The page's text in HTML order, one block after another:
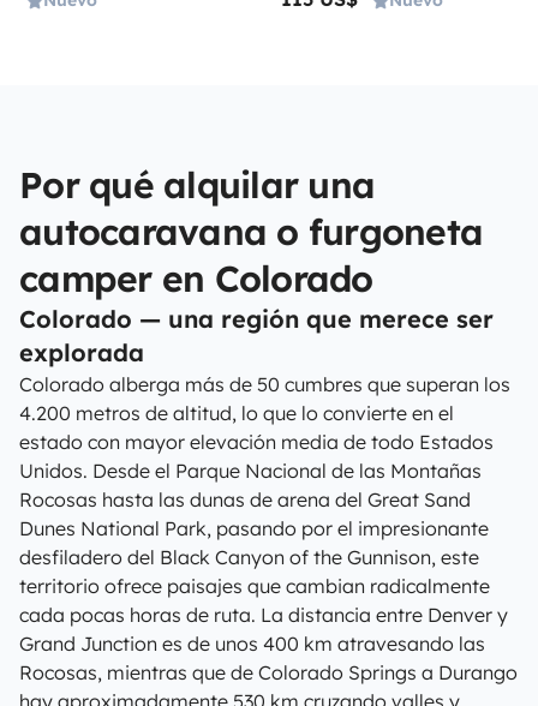
Por qué alquilar una
autocaravana o furgoneta
camper en Colorado
Colorado — una región que merece ser
explorada
Colorado alberga más de 50 cumbres que superan los
4.200 metros de altitud, lo que lo convierte en el
estado con mayor elevación media de todo Estados
Unidos. Desde el Parque Nacional de las Montañas
Rocosas hasta las dunas de arena del Great Sand
Dunes National Park, pasando por el impresionante
desfiladero del Black Canyon of the Gunnison, este
territorio ofrece paisajes que cambian radicalmente
cada pocas horas de ruta. La distancia entre Denver y
Grand Junction es de unos 400 km atravesando las
Rocosas, mientras que de Colorado Springs a Durango
hay aproximadamente 530 km cruzando valles y